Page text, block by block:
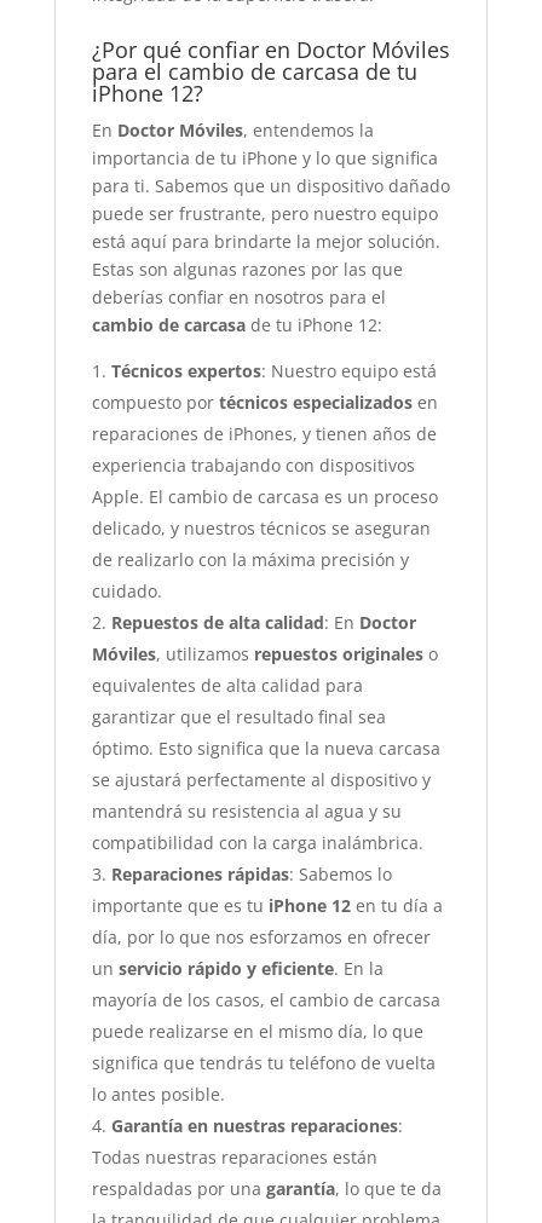
¿Por qué confiar en Doctor Móviles
para el cambio de carcasa de tu
iPhone 12?
En Doctor Móviles, entendemos la
importancia de tu iPhone y lo que significa
para ti. Sabemos que un dispositivo dañado
puede ser frustrante, pero nuestro equipo
está aquí para brindarte la mejor solución.
Estas son algunas razones por las que
deberías confiar en nosotros para el
cambio de carcasade tu iPhone 12:
Técnicos expertos: Nuestro equipo está
compuesto por técnicos especializadosen
reparaciones de iPhones, y tienen años de
experiencia trabajando con dispositivos
Apple. El cambio de carcasa es un proceso
delicado, y nuestros técnicos se aseguran
de realizarlo con la máxima precisión y
cuidado.
Repuestos de alta calidad: En Doctor
Móviles, utilizamos repuestos originaleso
equivalentes de alta calidad para
garantizar que el resultado final sea
óptimo. Esto significa que la nueva carcasa
se ajustará perfectamente al dispositivo y
mantendrá su resistencia al agua y su
compatibilidad con la carga inalámbrica.
Reparaciones rápidas: Sabemos lo
importante que es tu iPhone 12en tu día a
día, por lo que nos esforzamos en ofrecer
un servicio rápido y eficiente. En la
mayoría de los casos, el cambio de carcasa
puede realizarse en el mismo día, lo que
significa que tendrás tu teléfono de vuelta
lo antes posible.
Garantía en nuestras reparaciones:
Todas nuestras reparaciones están
respaldadas por una garantía, lo que te da